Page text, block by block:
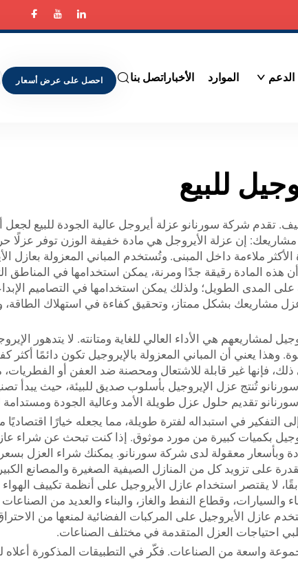
الدعم الموارد الأخبار اتصل بنا احصل على عرض أسعار
للبيع
تقدم شركة سورنانو عزلة أيروجل عالية الجودة للبيع لجعل
إن عزلة الأيروجل هي مادة خفيفة الوزن توفر عزلًا
الأكثر ملاءمة داخل المبنى. وتُستخدم المباني المعزولة
أن هذه المادة رقيقة جدًا ومرنة، يمكن استخدامها في المناطق
المدى الطويل؛ ولذلك يمكن استخدامها في التصاميم
مشاريعك بشكل ممتاز، وتحقيق كفاءة في استهلاك الطاقة،
لمشاريعهم هي الأداء العالي للغاية ومتانته. لا يتدهور
وهذا يعني أن المباني المعزولة بالإيروجيل تكون دائمًا أكثر
فإنها غير قابلة للاشتعال ومحصنة ضد العفن أو
سورنانو تُنتج عزل الإيروجيل بأسلوب صديق للبيئة، حيث يبدأ
التفكير في استبداله لفترة طويلة، مما يجعله خيارًا
بكميات كبيرة من مورد موثوق. إذا كنت تبحث عن شراء
وبأسعار معقولة لدى شركة سورنانو. يمكنك شراء العزل
على تزويد كل من المنازل الصيفية الصغيرة والمصانع
لا يقتصر استخدام عازل الأيروجيل على أنظمة تكييف
وقطاع النفط والغاز، والبناء والعديد من
عازل الأيروجيل على المركبات الفضائية لمنعها من
احتياجات العزل المتقدمة في مختلف الصناعات.
واسعة من الصناعات. فكّر في التطبيقات المذكورة